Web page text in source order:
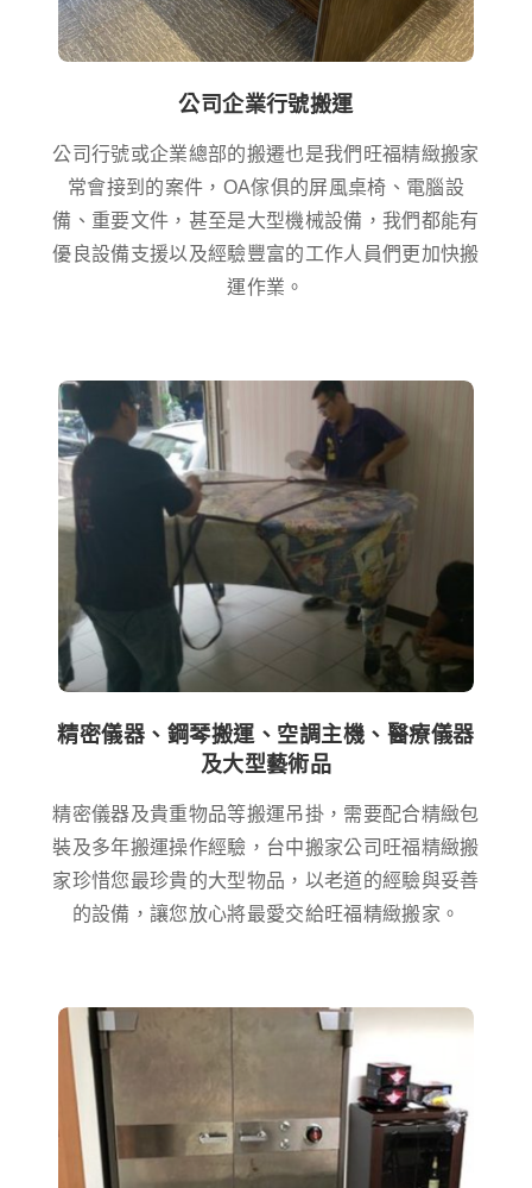
公司企業行號搬運
公司行號或企業總部的搬遷也是我們旺福精緻搬家
常會接到的案件，OA傢俱的屏風桌椅、電腦設
備、重要文件，甚至是大型機械設備，我們都能有
優良設備支援以及經驗豐富的工作人員們更加快搬
運作業。
精密儀器、鋼琴搬運、空調主機、醫療儀器
及大型藝術品
精密儀器及貴重物品等搬運吊掛，需要配合精緻包
裝及多年搬運操作經驗，台中搬家公司旺福精緻搬
家珍惜您最珍貴的大型物品，以老道的經驗與妥善
的設備，讓您放心將最愛交給旺福精緻搬家。